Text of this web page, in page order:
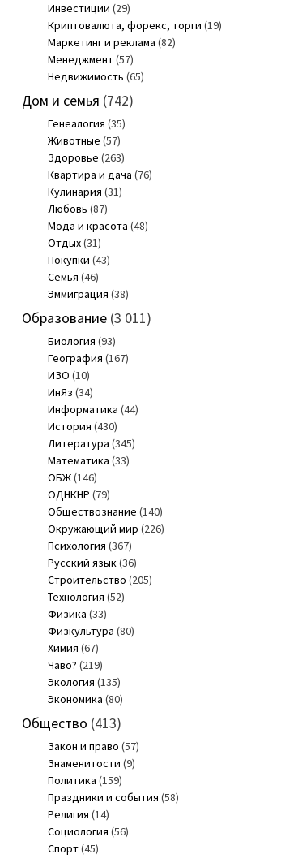
Инвестиции (29)
Криптовалюта, форекс, торги (19)
Маркетинг и реклама (82)
Менеджмент(57)
Недвижимость (65)
Дом и семья (742)
Генеалогия (35)
Животные (57)
Здоровье (263)
Квартира и дача (76)
Кулинария (31)
Любовь (87)
Мода и красота (48)
Отдых(31)
Покупки (43)
Семья (46)
Эммиграция (38)
Образование(3 011)
Биология (93)
География (167)
ИЗО (10)
ИнЯз (34)
Информатика (44)
История (430)
Литература (345)
Математика (33)
ОБЖ(146)
ОДНКНР (79)
Обществознание (140)
Окружающий мир (226)
Психология (367)
Русский язык(36)
Строительство (205)
Технология (52)
Физика (33)
Физкультура (80)
Химия (67)
Чаво? (219)
Экология (135)
Экономика (80)
Общество (413)
Закон и право (57)
Знаменитости (9)
Политика (159)
Праздники и события (58)
Религия (14)
Социология (56)
Спорт(45)